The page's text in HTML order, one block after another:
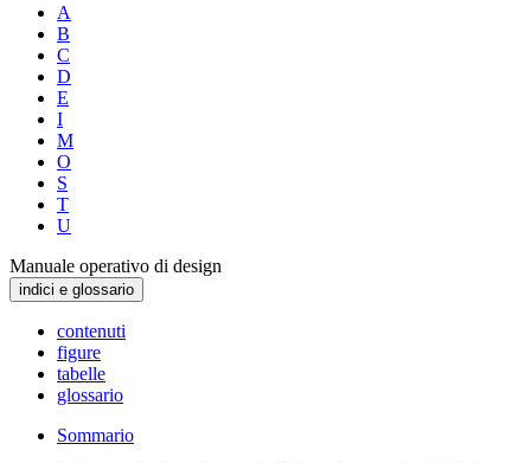
A
B
C
D
E
I
M
O
S
T
U
Manuale operativo di design
indici e glossario
contenuti
figure
tabelle
glossario
Sommario